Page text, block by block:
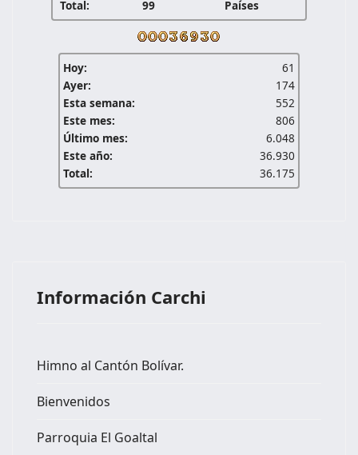
Total: 99 Países
Hoy:
61
Ayer:
174
Esta semana:
552
Este mes:
806
Último mes:
6.048
Este año:
36.930
Total:
36.175
Información Carchi
Himno al Cantón Bolívar.
Bienvenidos
Parroquia El Goaltal